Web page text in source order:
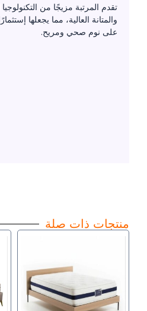
تقدم المرتبة مزيجًا من
والمتانة العالية، مما يجعلها
على نوم صحي ومريح.
منتجات ذات صلة
خلال
⁦18.630,00 EGP⁩
من
الأشكال
المختلفة